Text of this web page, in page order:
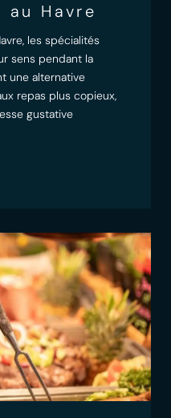
Havre
les spécialités
sens pendant la
une alternative
repas plus copieux,
gustative